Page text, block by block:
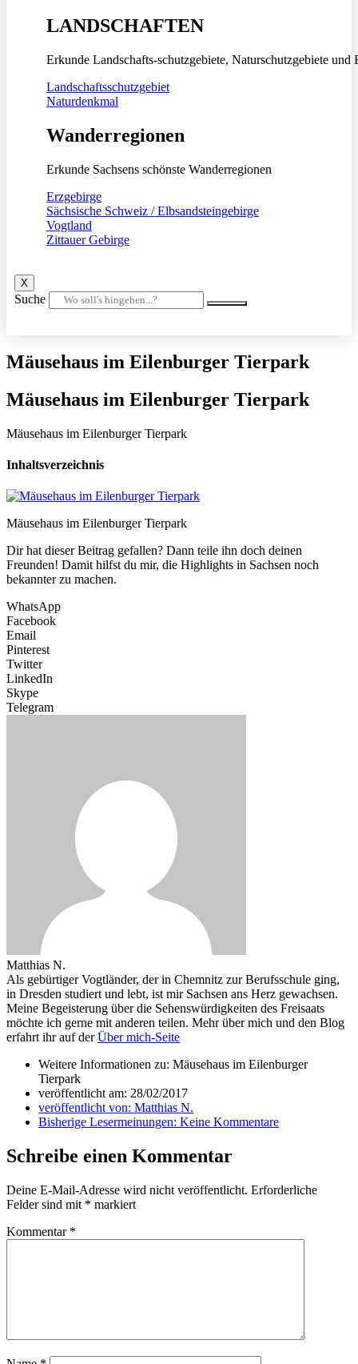
LANDSCHAFTEN
Erkunde Landschafts-schutzgebiete, Naturschutzgebiete und
Landschaftsschutzgebiet
Naturdenkmal
Wanderregionen
Erkunde Sachsens schönste Wanderregionen
Erzgebirge
Sächsische Schweiz / Elbsandsteingebirge
Vogtland
Zittauer Gebirge
X
Suche
Mäusehaus im Eilenburger Tierpark
Mäusehaus im Eilenburger Tierpark
Mäusehaus im Eilenburger Tierpark
Inhaltsverzeichnis
Mäusehaus im Eilenburger Tierpark
Dir hat dieser Beitrag gefallen? Dann teile ihn doch deinen
Freunden! Damit hilfst du mir, die Highlights in Sachsen noch
bekannter zu machen.
WhatsApp
Facebook
Email
Pinterest
Twitter
LinkedIn
Skype
Telegram
Matthias N.
Als gebürtiger Vogtländer, der in Chemnitz zur Berufsschule ging,
in Dresden studiert und lebt, ist mir Sachsen ans Herz gewachsen.
Meine Begeisterung über die Sehenswürdigkeiten des Freisaats
möchte ich gerne mit anderen teilen. Mehr über mich und den Blog
erfahrt ihr auf derÜber mich-Seite
Weitere Informationen zu: Mäusehaus im Eilenburger
Tierpark
veröffentlicht am: 28/02/2017
veröffentlicht von: Matthias N.
Bisherige Lesermeinungen: Keine Kommentare
Schreibe einen Kommentar
Deine E-Mail-Adresse wird nicht veröffentlicht. Erforderliche
Felder sind mit * markiert
Kommentar *